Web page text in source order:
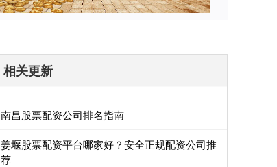
相关更新
南昌股票配资公司排名指南
姜堰股票配资平台哪家好？安全正规配资公司推
荐